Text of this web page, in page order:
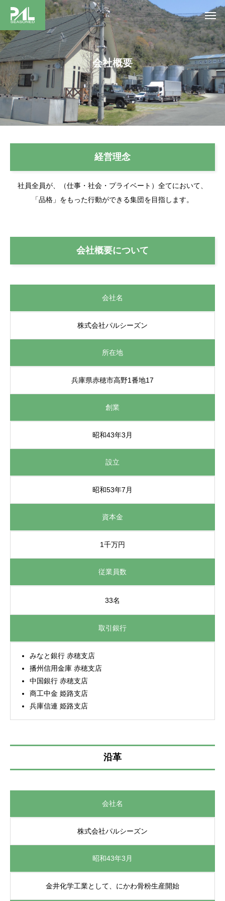
会社概要
経営理念
社員全員が、（仕事・社会・プライベート）全てにおいて、
「品格」をもった行動ができる集団を目指します。
会社概要について
会社名
株式会社パルシーズン
所在地
兵庫県赤穂市高野1番地17
創業
昭和43年3月
設立
昭和53年7月
資本金
1千万円
従業員数
33名
取引銀行
みなと銀行 赤穂支店
播州信用金庫 赤穂支店
中国銀行 赤穂支店
商工中金 姫路支店
兵庫信連 姫路支店
沿革
会社名
株式会社パルシーズン
昭和43年3月
金井化学工業として、にかわ骨粉生産開始